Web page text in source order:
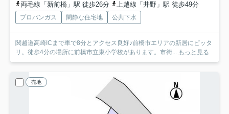
両毛線「新前橋」駅 徒歩26分
上越線「井野」駅 徒歩49分
プロパンガス 閑静な住宅地 公共下水
関越道高崎ICまで車で8分とアクセス良好♪前橋市エリアの新居にピッタ
リ。徒歩4分の場所に前橋市立東小学校があります。市街... もっと見る
売地